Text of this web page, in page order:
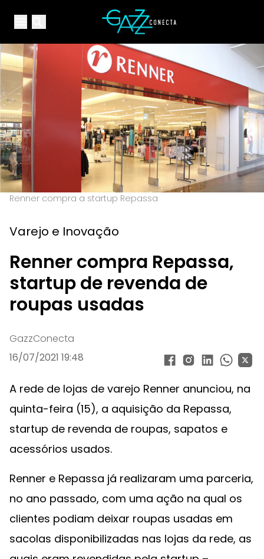
Open main menuYour Company
Renner compra a startup Repassa
Varejo e Inovação
Renner compra Repassa,
startup de revenda de
roupas usadas
GazzConecta
16/07/2021 19:48
A rede de lojas de varejo Renner anunciou, na
quinta-feira (15), a aquisição da Repassa,
startup de revenda de roupas, sapatos e
acessórios usados.
Renner e Repassa já realizaram uma parceria,
no ano passado, com uma ação na qual os
clientes podiam deixar roupas usadas em
sacolas disponibilizadas nas lojas da rede, as